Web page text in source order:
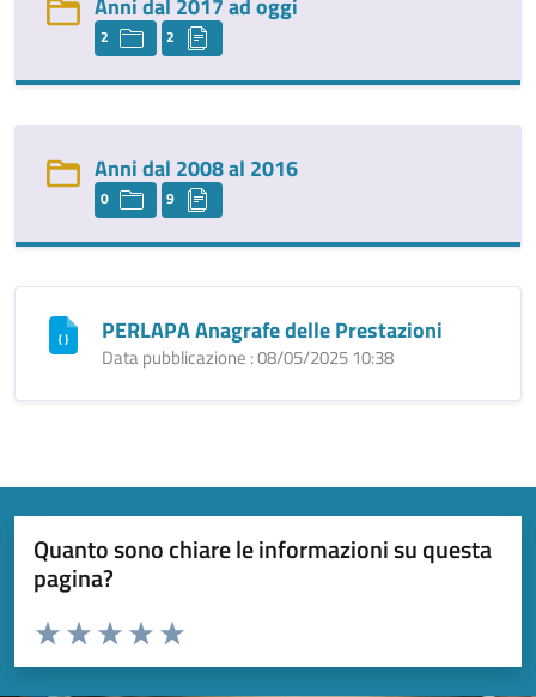
Anni dal 2017 ad oggi
2 2
Anni dal 2008 al 2016
0 9
PERLAPA Anagrafe delle Prestazioni
Data pubblicazione : 08/05/2025 10:38
Quanto sono chiare le informazioni su questa
pagina?
Valuta da 1 a 5 stelle la pagina
Valuta 5 stelle su 5
Valuta 4 stelle su 5
Valuta 3 stelle su 5
Valuta 2 stelle su 5
Valuta 1 stelle su 5